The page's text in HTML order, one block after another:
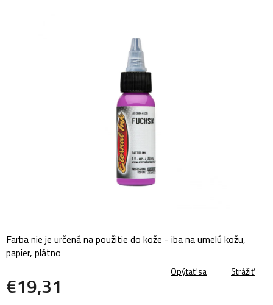
€19,31
Farba nie je určená na použitie do kože - iba na umelú kožu,
papier, plátno
Opýtať sa Strážiť